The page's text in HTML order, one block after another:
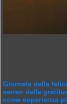
Giornata della
senso della
come esperienza